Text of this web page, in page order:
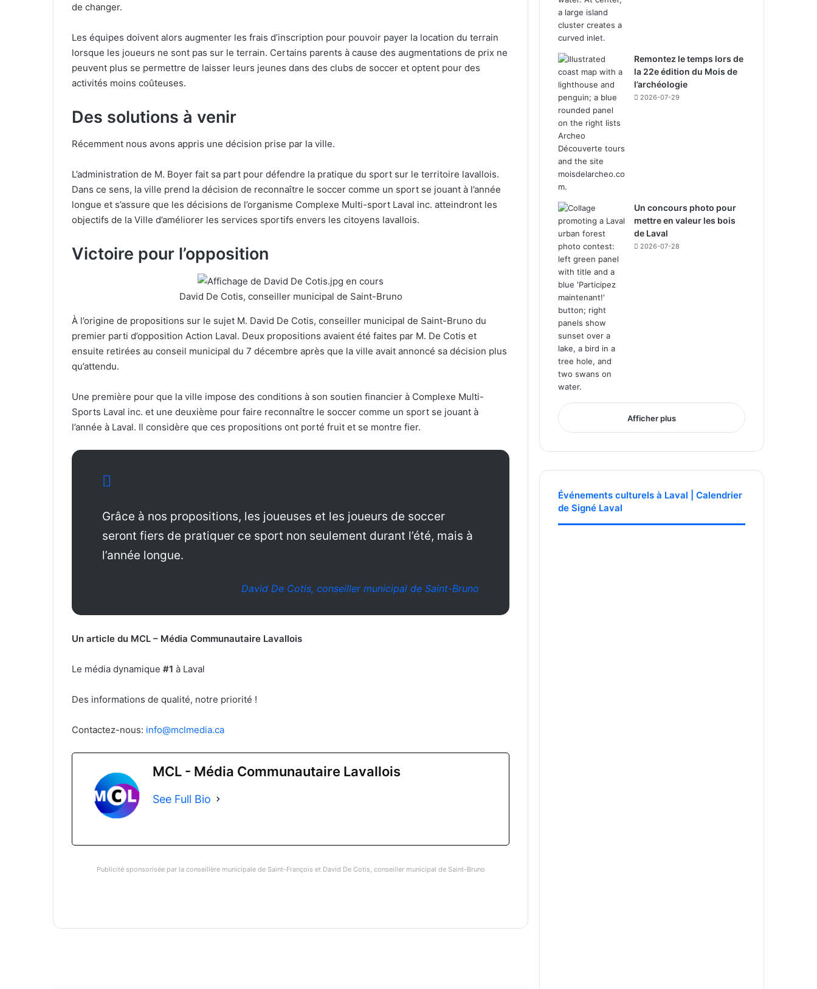
de changer.
Les équipes doivent alors augmenter les frais d’inscription pour pouvoir payer la location du terrain
lorsque les joueurs ne sont pas sur le terrain. Certains parents à cause des augmentations de prix ne
peuvent plus se permettre de laisser leurs jeunes dans des clubs de soccer et optent pour des
activités moins coûteuses.
Des solutions à venir
Récemment nous avons appris une décision prise par la ville.
L’administration de M. Boyer fait sa part pour défendre la pratique du sport sur le territoire lavallois.
Dans ce sens, la ville prend la décision de reconnaître le soccer comme un sport se jouant à l’année
longue et s’assure que les décisions de l’organisme Complexe Multi-sport Laval inc. atteindront les
objectifs de la Ville d’améliorer les services sportifs envers les citoyens lavallois.
Victoire pour l’opposition
David De Cotis, conseiller municipal de Saint-Bruno
À l’origine de propositions sur le sujet M. David De Cotis, conseiller municipal de Saint-Bruno du
premier parti d’opposition Action Laval. Deux propositions avaient été faites par M. De Cotis et
ensuite retirées au conseil municipal du 7 décembre après que la ville avait annoncé sa décision plus
qu’attendu.
Une première pour que la ville impose des conditions à son soutien financier à Complexe Multi-
Sports Laval inc. et une deuxième pour faire reconnaître le soccer comme un sport se jouant à
l’année à Laval. Il considère que ces propositions ont porté fruit et se montre fier.
Grâce à nos propositions, les joueuses et les joueurs de soccer
seront fiers de pratiquer ce sport non seulement durant l’été, mais à
l’année longue.
David De Cotis, conseiller municipal de Saint-Bruno
Un article du MCL – Média Communautaire Lavallois
Le média dynamique #1 à Laval
Des informations de qualité, notre priorité !
Contactez-nous: info@mclmedia.ca
MCL - Média Communautaire Lavallois
See Full Bio
Publicité sponsorisée par la conseillère municipale de Saint-François et David De Cotis, conseiller municipal de Saint-Bruno
Remontez le temps lors de
la 22e édition du Mois de
l’archéologie
2026-07-29
Un concours photo pour
mettre en valeur les bois
de Laval
2026-07-28
Afficher plus
Événements culturels à Laval | Calendrier
de Signé Laval